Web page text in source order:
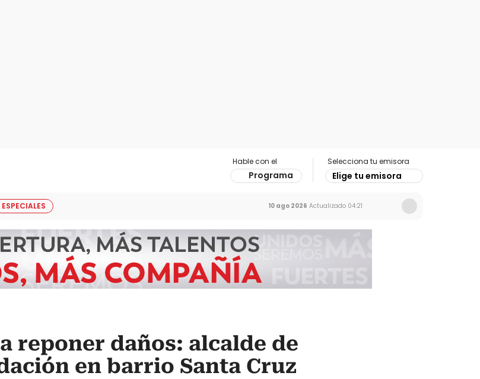
Hable con el
Programa
Selecciona tu emisora
Elige tu emisora
ESPECIALES 10 ago 2026 Actualizado 04:21
reponer daños: alcalde de
en barrio Santa Cruz